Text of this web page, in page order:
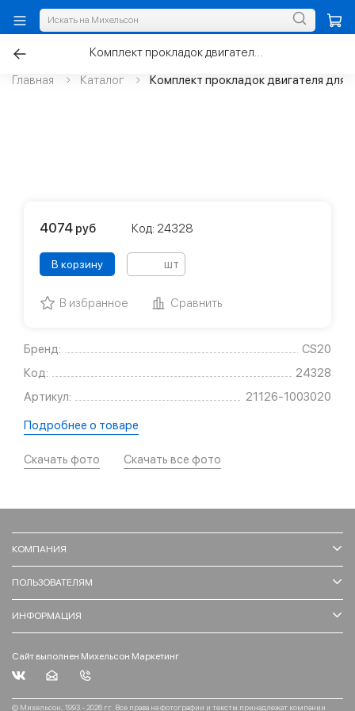
Главная Каталог Комплект прокладок двигателя для
Бренд:
CS20
Код:
24328
Артикул:
21126-1003020
Подробнее о товаре
Скачать фото Скачать все фото
4074 руб Код: 24328
В корзину шт
В избранное Сравнить
КОМПАНИЯ
ПОЛЬЗОВАТЕЛЯМ
ИНФОРМАЦИЯ
Сайт выполнен Михельсон Маркетинг
© Михельсон, 1993 - 2026 гг. Все права на фотографии и тексты принадлежат компании